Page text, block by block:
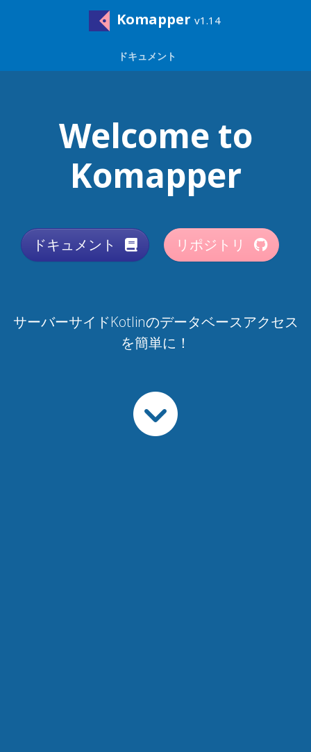
Komapper v1.14
ドキュメント
Welcome to
Komapper
ドキュメント リポジトリ
サーバーサイドKotlinのデータベースアクセス
を簡単に！